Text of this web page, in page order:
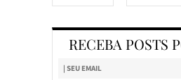
RECEBA POSTS